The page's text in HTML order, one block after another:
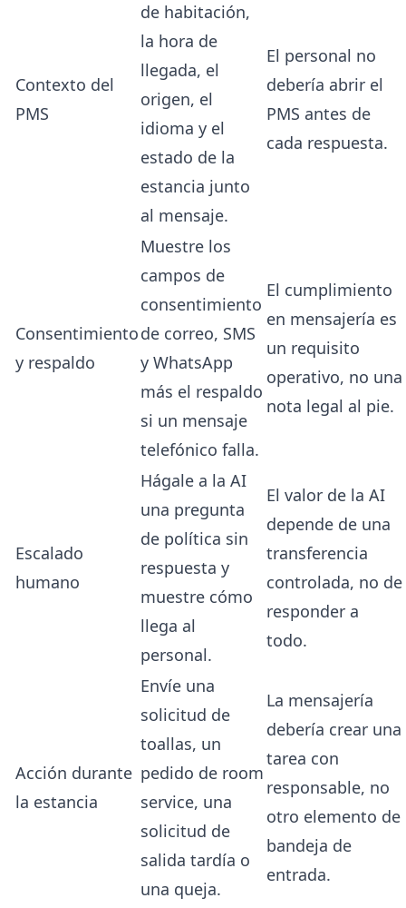
Contexto del
PMS
de habitación,
la hora de
llegada, el
origen, el
idioma y el
estado de la
estancia junto
al mensaje.
El personal no
debería abrir el
PMS antes de
cada respuesta.
Consentimiento
y respaldo
Muestre los
campos de
consentimiento
de correo, SMS
y WhatsApp
más el respaldo
si un mensaje
telefónico falla.
El cumplimiento
en mensajería es
un requisito
operativo, no una
nota legal al pie.
Escalado
humano
Hágale a la AI
una pregunta
de política sin
respuesta y
muestre cómo
llega al
personal.
El valor de la AI
depende de una
transferencia
controlada, no de
responder a
todo.
Acción durante
la estancia
Envíe una
solicitud de
toallas, un
pedido de room
service, una
solicitud de
salida tardía o
una queja.
La mensajería
debería crear una
tarea con
responsable, no
otro elemento de
bandeja de
entrada.